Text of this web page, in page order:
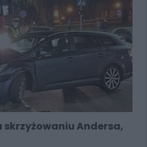
skrzyżowaniu Andersa,